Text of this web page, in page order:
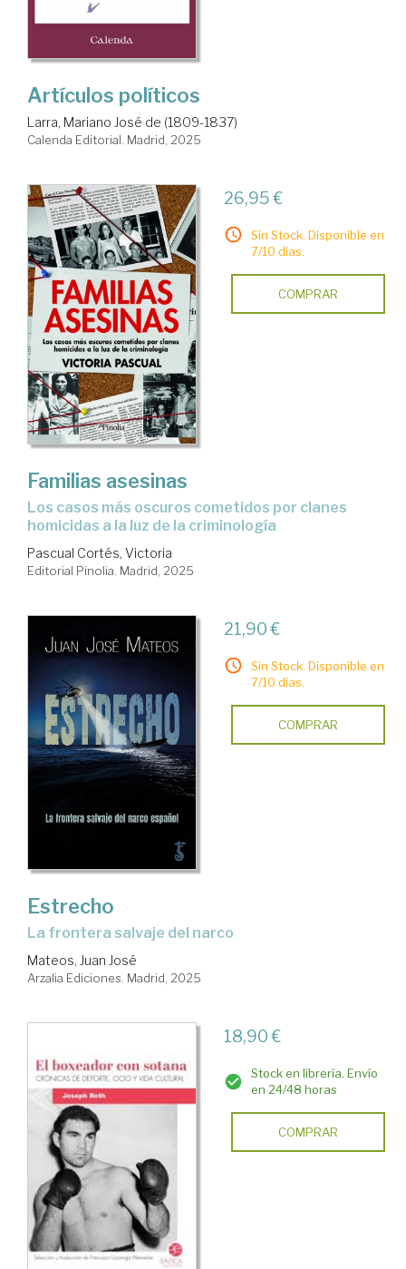
Artículos políticos
Larra, Mariano José de (1809-1837)
Calenda Editorial. Madrid, 2025
26,95 €
Sin Stock. Disponible en
7/10 días.
COMPRAR
Familias asesinas
Los casos más oscuros cometidos por clanes
homicidas a la luz de la criminología
Pascual Cortés, Victoria
Editorial Pinolia. Madrid, 2025
21,90 €
Sin Stock. Disponible en
7/10 días.
COMPRAR
Estrecho
la frontera salvaje del narco
Mateos, Juan José
Arzalia Ediciones. Madrid, 2025
18,90 €
Stock en librería. Envío
en 24/48 horas
COMPRAR